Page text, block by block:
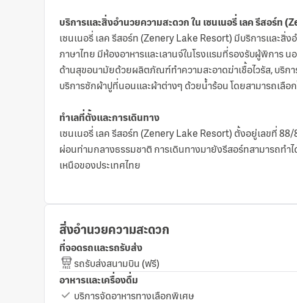
บริการและสิ่งอำนวยความสะดวก ใน เซนเนอรี่ เลค รีสอร์ท
เซนเนอรี่ เลค รีสอร์ท (Zenery Lake Resort) มีบริการและ
ภาษาไทย มีห้องอาหารและเลานจ์ในโรงแรมที่รองรับผู้พิกา
ด้านสุขอนามัยด้วยผลิตภัณฑ์ทำความสะอาดฆ่าเชื้อไวรัส, บริก
บริการซักผ้าปูที่นอนและผ้าต่างๆ ด้วยน้ำร้อน โดยสามารถเลือ
ทำเลที่ตั้งและการเดินทาง
เซนเนอรี่ เลค รีสอร์ท (Zenery Lake Resort) ตั้งอยู่เลขที่
ผ่อนท่ามกลางธรรมชาติ การเดินทางมายังรีสอร์ทสามารถท
เหนือของประเทศไทย
สิ่งอำนวยความสะดวก
ที่จอดรถและรถรับส่ง
รถรับส่งสนามบิน (ฟรี)
อาหารและเครื่องดื่ม
บริการจัดอาหารทางเลือกพิเศษ